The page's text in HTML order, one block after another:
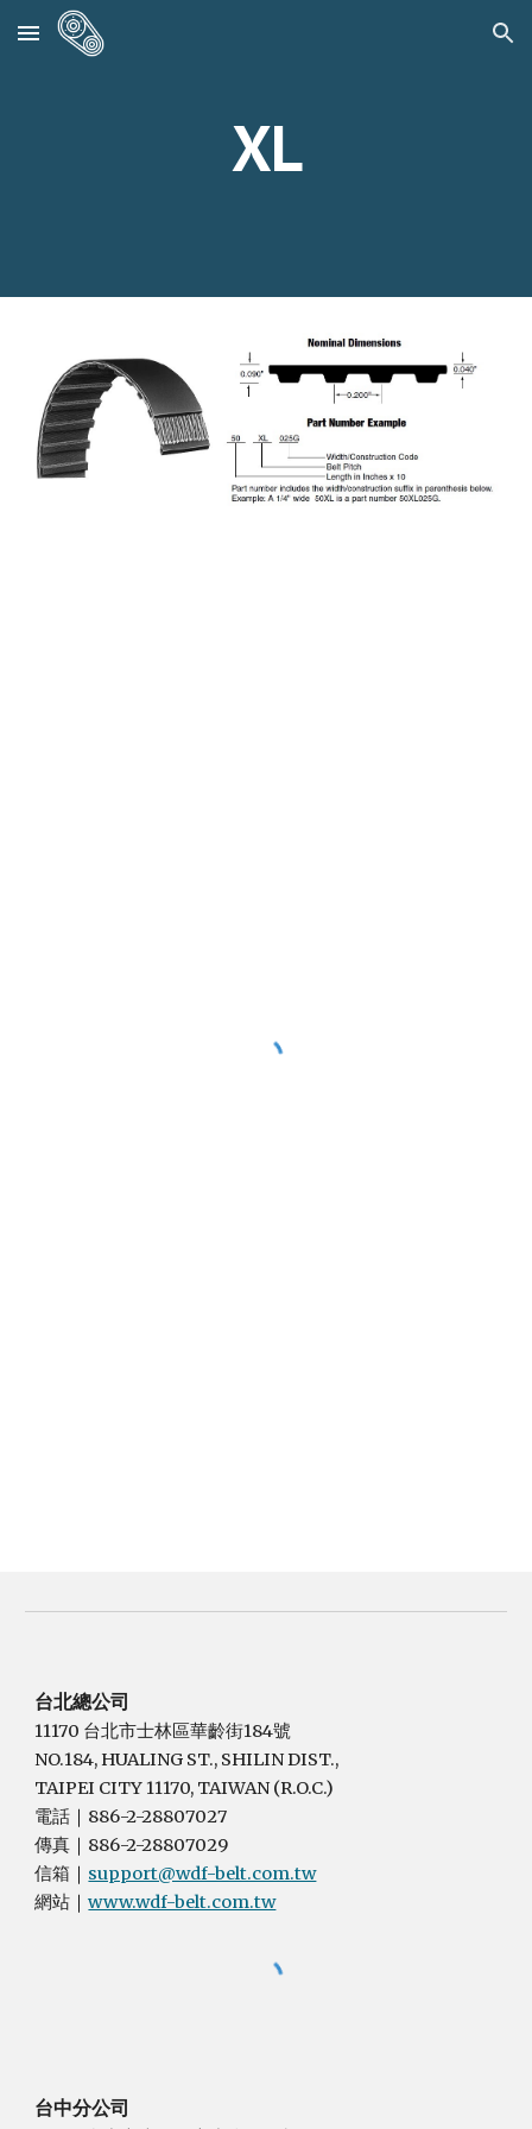
Skip to main content Skip to navigation
XL
台北總公司
11170 台北市士林區華齡街184號
NO.184, HUALING ST., SHILIN DIST.,
TAIPEI CITY 11170, TAIWAN (R.O.C.)
電話
886-2-28807027
傳真
886-2-28807029
信箱
support@wdf-belt.com.tw
網站 ｜www.wdf-belt.com.tw
台中分公司